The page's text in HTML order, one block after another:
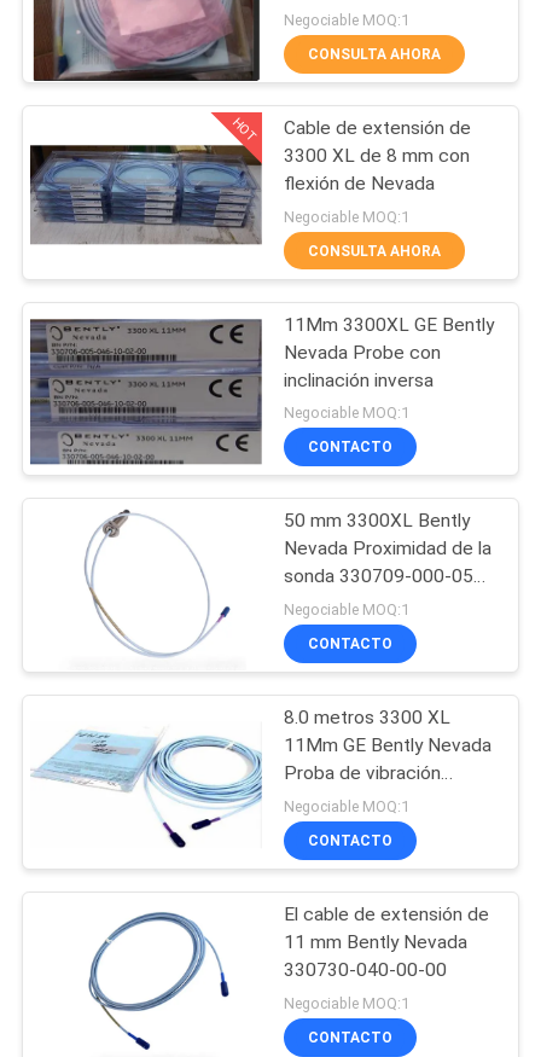
FÁBRICA
CONTROL
DE
CALIDAD
CONTACTA
CON
NOSOTROS
NOTICIAS
SOLICITAR
UNA CITA
DEL
SITIO
DE
PRIVACIDAD
VEGA medidor de
nivel
Transmisor de
presión de Emerson
Rosemount
Transmisor de
presión Yokogawa
77
el transmisor de
presión Siemens
118
Negociable MOQ:1
CONSULTA AHORA
HOT
Cable de extensión de
3300 XL de 8 mm con
flexión de Nevada
Negociable MOQ:1
CONSULTA AHORA
11Mm 3300XL GE Bently
Nevada Probe con
inclinación inversa
Negociable MOQ:1
CONTACTO
50 mm 3300XL Bently
Nevada Proximidad de la
sonda 330709-000-050-
10-02-00
Negociable MOQ:1
CONTACTO
8.0 metros 3300 XL
11Mm GE Bently Nevada
Proba de vibración
330730-080-00-00
Negociable MOQ:1
CONTACTO
El cable de extensión de
11 mm Bently Nevada
330730-040-00-00
Negociable MOQ:1
CONTACTO